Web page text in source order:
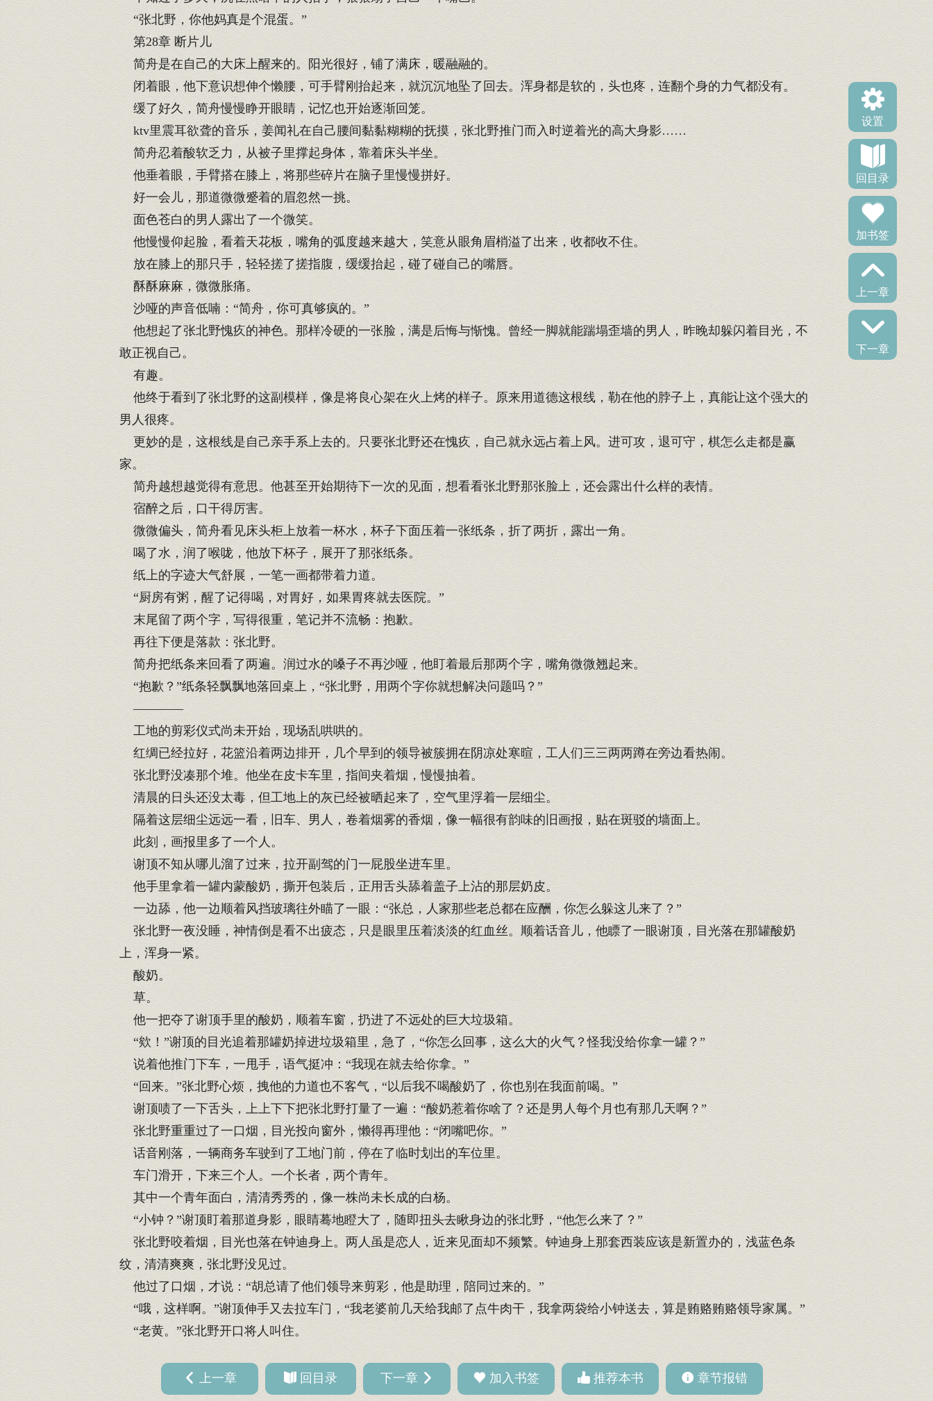
设置
回目录
加书签
上一章
下一章
“张北野，你他妈真是个混蛋。”
第28章 断片儿
简舟是在自己的大床上醒来的。阳光很好，铺了满床，暖融融的。
闭着眼，他下意识想伸个懒腰，可手臂刚抬起来，就沉沉地坠了回去。浑身都是软的，头也疼，连翻个身的力气都没有。
缓了好久，简舟慢慢睁开眼睛，记忆也开始逐渐回笼。
ktv里震耳欲聋的音乐，姜闻礼在自己腰间黏黏糊糊的抚摸，张北野推门而入时逆着光的高大身影……
简舟忍着酸软乏力，从被子里撑起身体，靠着床头半坐。
他垂着眼，手臂搭在膝上，将那些碎片在脑子里慢慢拼好。
好一会儿，那道微微蹙着的眉忽然一挑。
面色苍白的男人露出了一个微笑。
他慢慢仰起脸，看着天花板，嘴角的弧度越来越大，笑意从眼角眉梢溢了出来，收都收不住。
放在膝上的那只手，轻轻搓了搓指腹，缓缓抬起，碰了碰自己的嘴唇。
酥酥麻麻，微微胀痛。
沙哑的声音低喃：“简舟，你可真够疯的。”
他想起了张北野愧疚的神色。那样冷硬的一张脸，满是后悔与惭愧。曾经一脚就能踹塌歪墙的男人，昨晚却躲闪着目光，不
敢正视自己。
有趣。
他终于看到了张北野的这副模样，像是将良心架在火上烤的样子。原来用道德这根线，勒在他的脖子上，真能让这个强大的
男人很疼。
更妙的是，这根线是自己亲手系上去的。只要张北野还在愧疚，自己就永远占着上风。进可攻，退可守，棋怎么走都是赢
家。
简舟越想越觉得有意思。他甚至开始期待下一次的见面，想看看张北野那张脸上，还会露出什么样的表情。
宿醉之后，口干得厉害。
微微偏头，简舟看见床头柜上放着一杯水，杯子下面压着一张纸条，折了两折，露出一角。
喝了水，润了喉咙，他放下杯子，展开了那张纸条。
纸上的字迹大气舒展，一笔一画都带着力道。
“厨房有粥，醒了记得喝，对胃好，如果胃疼就去医院。”
末尾留了两个字，写得很重，笔记并不流畅：抱歉。
再往下便是落款：张北野。
简舟把纸条来回看了两遍。润过水的嗓子不再沙哑，他盯着最后那两个字，嘴角微微翘起来。
“抱歉？”纸条轻飘飘地落回桌上，“张北野，用两个字你就想解决问题吗？”
————
工地的剪彩仪式尚未开始，现场乱哄哄的。
红绸已经拉好，花篮沿着两边排开，几个早到的领导被簇拥在阴凉处寒暄，工人们三三两两蹲在旁边看热闹。
张北野没凑那个堆。他坐在皮卡车里，指间夹着烟，慢慢抽着。
清晨的日头还没太毒，但工地上的灰已经被晒起来了，空气里浮着一层细尘。
隔着这层细尘远远一看，旧车、男人，卷着烟雾的香烟，像一幅很有韵味的旧画报，贴在斑驳的墙面上。
此刻，画报里多了一个人。
谢顶不知从哪儿溜了过来，拉开副驾的门一屁股坐进车里。
他手里拿着一罐内蒙酸奶，撕开包装后，正用舌头舔着盖子上沾的那层奶皮。
一边舔，他一边顺着风挡玻璃往外瞄了一眼：“张总，人家那些老总都在应酬，你怎么躲这儿来了？”
张北野一夜没睡，神情倒是看不出疲态，只是眼里压着淡淡的红血丝。顺着话音儿，他瞟了一眼谢顶，目光落在那罐酸奶
上，浑身一紧。
酸奶。
草。
他一把夺了谢顶手里的酸奶，顺着车窗，扔进了不远处的巨大垃圾箱。
“欸！”谢顶的目光追着那罐奶掉进垃圾箱里，急了，“你怎么回事，这么大的火气？怪我没给你拿一罐？”
说着他推门下车，一甩手，语气挺冲：“我现在就去给你拿。”
“回来。”张北野心烦，拽他的力道也不客气，“以后我不喝酸奶了，你也别在我面前喝。”
谢顶啧了一下舌头，上上下下把张北野打量了一遍：“酸奶惹着你啥了？还是男人每个月也有那几天啊？”
张北野重重过了一口烟，目光投向窗外，懒得再理他：“闭嘴吧你。”
话音刚落，一辆商务车驶到了工地门前，停在了临时划出的车位里。
车门滑开，下来三个人。一个长者，两个青年。
其中一个青年面白，清清秀秀的，像一株尚未长成的白杨。
“小钟？”谢顶盯着那道身影，眼睛蓦地瞪大了，随即扭头去瞅身边的张北野，“他怎么来了？”
张北野咬着烟，目光也落在钟迪身上。两人虽是恋人，近来见面却不频繁。钟迪身上那套西装应该是新置办的，浅蓝色条
纹，清清爽爽，张北野没见过。
他过了口烟，才说：“胡总请了他们领导来剪彩，他是助理，陪同过来的。”
“哦，这样啊。”谢顶伸手又去拉车门，“我老婆前几天给我邮了点牛肉干，我拿两袋给小钟送去，算是贿赂贿赂领导家属。”
“老黄。”张北野开口将人叫住。
上一章 回目录 下一章 加入书签 推荐本书 章节报错